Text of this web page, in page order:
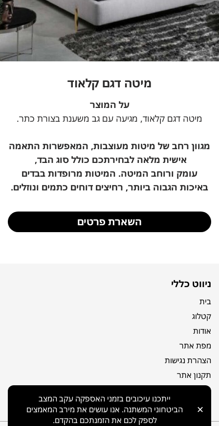
ייתכנו עיכובים בזמני האספקה עקב המצב
הביטחוני המשתנה. אנו עושים את מירב המאמצים
לספק לכם את הזמנתכם בהקדם.
✕
מיטה דגם קלאוד
על המוצר
מיטה דגם קלאוד, מגיעה עם גב משענת בצורת כתר.
מגוון רחב של מיטות מעוצבות, המאפשרות התאמה
אישית מלאה לבחירתכם כולל סוג הבד,
עומק ורוחב המיטה. המיטות מרופדות בבדים
באיכות הגבוה ביותר, רחיצים דוחים כתמים ונוזלים.
השארת פרטים
ניווט כללי
בית
קטלוג
אודות
מפת אתר
הצהרת נגישות
תקנון אתר
מדיניות פרטיות
צור קשר